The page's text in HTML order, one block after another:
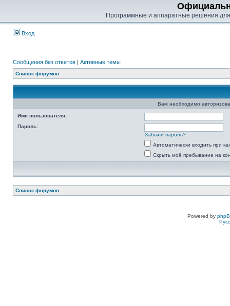
Программные и аппаратные решения
Вход
Сообщения без ответов | Активные темы
Список форумов
Вам необходимо
Имя пользователя:
Пароль:
Забыли пароль?
Автоматически входить при
Скрыть моё пребывание на
Список форумов
Powered by